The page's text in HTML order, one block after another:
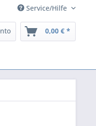
Service/Hilfe
0,00 € *